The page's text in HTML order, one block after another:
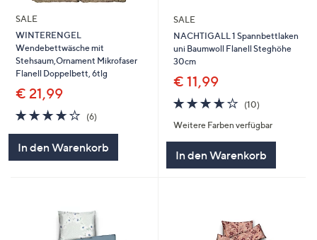
SALE
WINTERENGEL
Wendebettwäsche mit
Stehsaum,Ornament Mikrofaser
Flanell Doppelbett, 6tlg
€ 21,99
3.7
von
(6)
In den Warenkorb
SALE
NACHTIGALL 1 Spannbettlaken
uni Baumwoll Flanell Steghöhe
30cm
€ 11,99
3.6
von
5
(10)
Weitere Farben verfügbar
In den Warenkorb